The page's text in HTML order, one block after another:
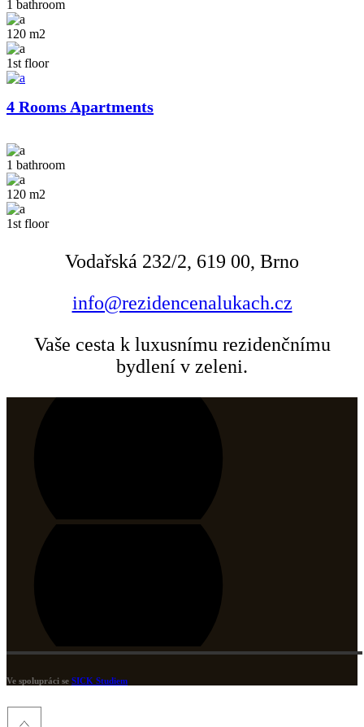
1 bathroom
120 m2
1st floor
4 Rooms Apartments
1 bathroom
120 m2
1st floor
Vodařská 232/2, 619 00, Brno
info@rezidencenalukach.cz
Vaše cesta k luxusnímu rezidenčnímu
bydlení v zeleni.
Ve spolupráci se SICK Studiem